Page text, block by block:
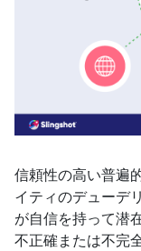
信頼性の高い普遍
イティのデューデ
が自信を持って潜
不正確または不完